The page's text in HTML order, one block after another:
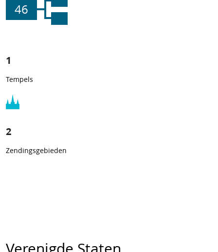
46
1
Tempels
2
Zendingsgebieden
Verenigde Staten